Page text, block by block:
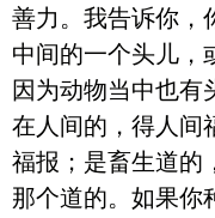
善力。我告诉你，
中间的一个头儿，
因为动物当中也有
在人间的，得人间
福报；是畜生道的
那个道的。如果你